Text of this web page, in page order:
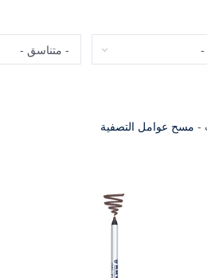
متناسق
- مسح عوامل التصفية